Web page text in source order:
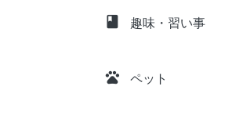
class 趣味・習い事
pets ペット